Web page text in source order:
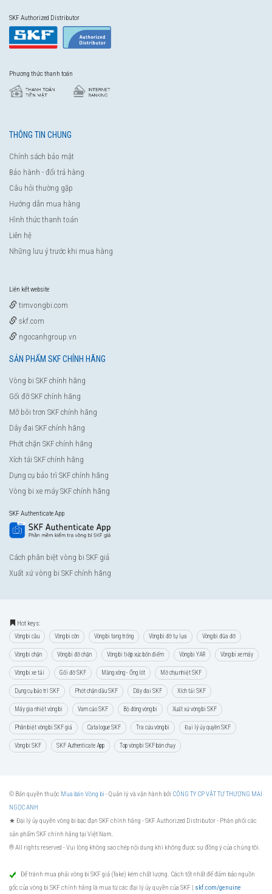
SKF Authorized Distributor
Phương thức thanh toán
THÔNG TIN CHUNG
Chính sách bảo mật
Bảo hành - đổi trả hàng
Câu hỏi thường gặp
Hướng dẫn mua hàng
Hình thức thanh toán
Liên hệ
Những lưu ý trước khi mua hàng
Liên kết website
timvongbi.com
skf.com
ngocanhgroup.vn
SẢN PHẨM SKF CHÍNH HÃNG
Vòng bi SKF chính hãng
Gối đỡ SKF chính hãng
Mỡ bôi trơn SKF chính hãng
Dây đai SKF chính hãng
Phớt chặn SKF chính hãng
Xích tải SKF chính hãng
Dụng cụ bảo trì SKF chính hãng
Vòng bi xe máy SKF chính hãng
SKF Authenticate App
Cách phân biệt vòng bi SKF giả
Xuất xứ vòng bi SKF chính hãng
Hot keys:
Vòng bi cầu Vòng bi côn Vòng bi tang trống Vòng bi đỡ tự lựa Vòng bi đũa đỡ
Vòng bi chặn Vòng bi đỡ chặn Vòng bi tiếp xúc bốn điểm Vòng bi YAR Vòng bi xe máy
Vòng bi xe tải Gối đỡ SKF Măng xông - Ống lót Mỡ chịu nhiệt SKF
Dụng cụ bảo trì SKF Phớt chặn dầu SKF Dây đai SKF Xích tải SKF
Máy gia nhiệt vòng bi Vam cảo SKF Bộ đóng vòng bi Xuất xứ vòng bi SKF
Phân biệt vòng bi SKF giả Catalogue SKF Tra cứu vòng bi Đại lý ủy quyền SKF
Vòng bi SKF SKF Authenticate App Top vòng bi SKF bán chạy
© Bản quyền thuộc Mua bán Vòng bi - Quản lý và vận hành bởi CÔNG TY CP VẬT TƯ THƯƠNG MẠI
NGỌC ANH
★ Đại lý ủy quyền vòng bi bạc đạn SKF chính hãng -SKF Authorized Distributor- Phân phối các
sản phẩm SKF chính hãng tại Việt Nam.
® All rights reserved - Vui lòng không sao chép nội dung khi không được sự đồng ý của chúng tôi.
Để tránh mua phải vòng bi SKF giả (fake) kém chất lượng. Cách tốt nhất để đảm bảo nguồn
gốc của vòng bi SKF chính hãng là mua từ các đại lý ủy quyền của SKF | skf.com/genuine